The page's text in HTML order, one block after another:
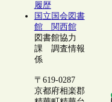
履歴
国立国会図書
館 関西館
図書館協力
課 調査情報
係
〒619-0287
京都府相楽郡